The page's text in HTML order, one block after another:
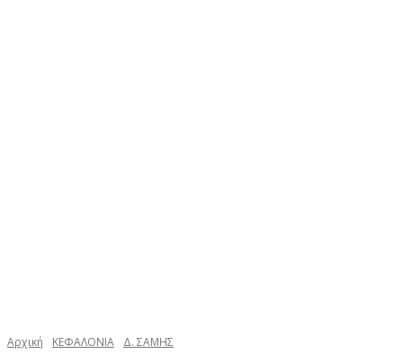
Αρχική ΚΕΦΑΛΟΝΙΑ Δ. ΣΑΜΗΣ